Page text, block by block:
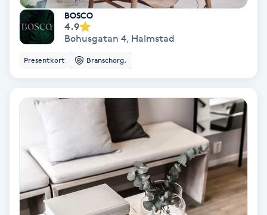
Pensionärklippning
Permanent
Permanent ögonbrynsmakeup
Personlig tränare
Picolaser
BOSCO
4.9
Bohusgatan 4, Halmstad
Presentkort Branschorg.